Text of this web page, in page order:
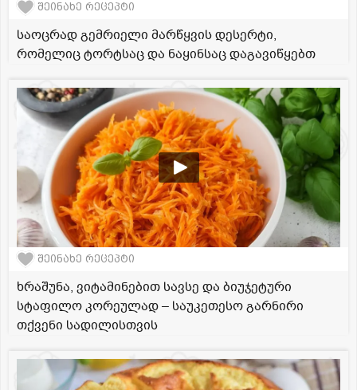
შეინახე რეცეპტი
საოცრად გემრიელი მარწყვის დესერტი,
რომელიც ტორტსაც და ნაყინსაც დაგავიწყებთ
შეინახე რეცეპტი
ხრაშუნა, ვიტამინებით სავსე და ბიუჯეტური
სტაფილო კორეულად – საუკეთესო გარნირი
თქვენი სადილისთვის